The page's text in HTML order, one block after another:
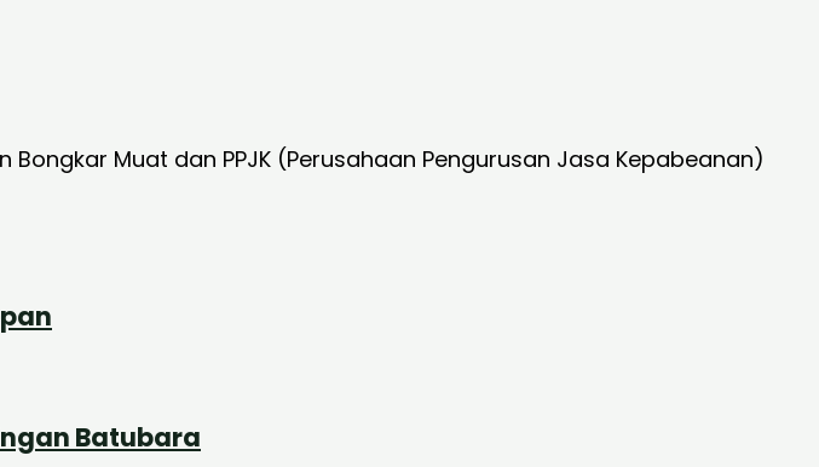
Muat dan PPJK (Perusahaan Pengurusan Jasa Kepabeanan)
Batubara